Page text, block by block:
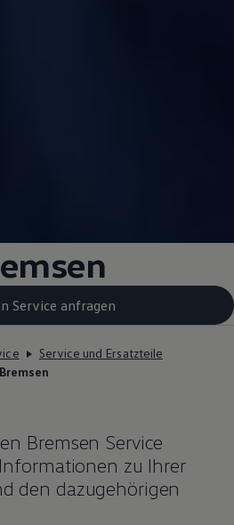
Service anfragen
Service und Ersatzteile
Bremsen
Bremsen Service
zu Ihrer
den dazugehörigen